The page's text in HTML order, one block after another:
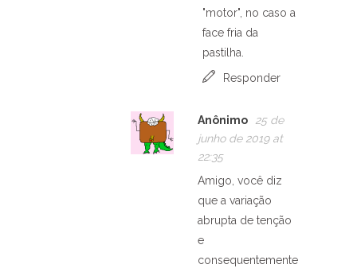
"motor", no caso a
face fria da
pastilha.
Responder
Anônimo
25 de
junho de 2019 at
22:35
Amigo, você diz
que a variação
abrupta de tenção
e
consequentemente